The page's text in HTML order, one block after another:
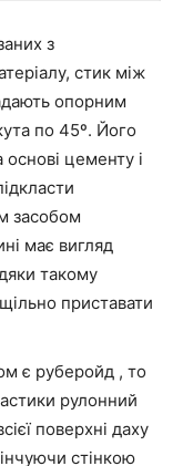
з
стик між
опорним
по 45º. Його
основі цементу і
засобом
має вигляд
такому
приставати
є руберойд , то
рулонний
поверхні даху
стінкою